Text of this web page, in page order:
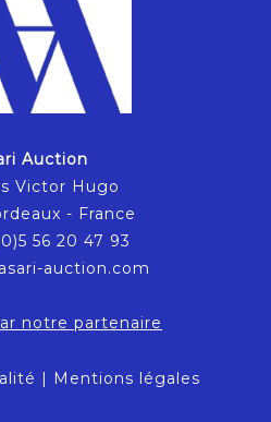
Auction
Victor Hugo
- France
56 20 47 93
auction.com
notre partenaire
| Mentions légales